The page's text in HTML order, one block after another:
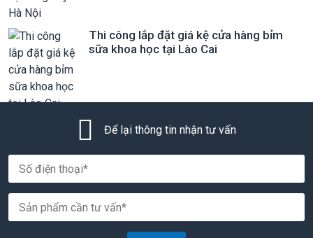
Thi công lắp đặt giá kệ cửa hàng bỉm
sữa khoa học tại Lào Cai
Để lại thông tin nhận tư vấn